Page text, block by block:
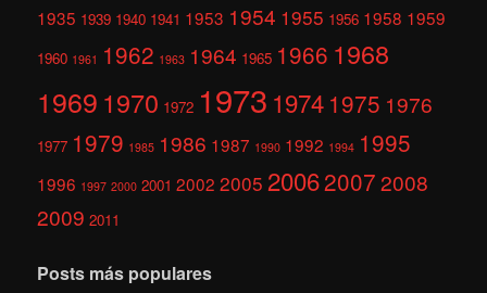
1935 1939 1940 1941 1953 1954 1955 1956 1958 1959
1960 1961 1962 1963 1964 1965 1966 1968
1969 1970 1972 1973 1974 1975 1976
1977 1979 1985 1986 1987 1990 1992 1994 1995
1996 1997 2000 2001 2002 2005 200620072008
2009 2011
Posts más populares